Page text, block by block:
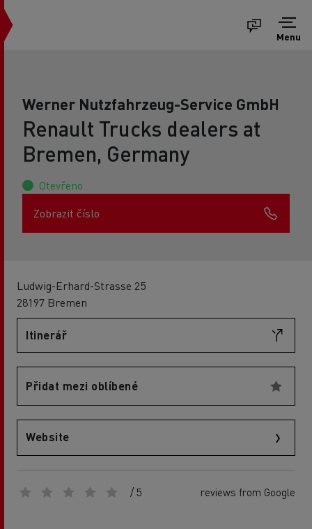
Menu
Werner Nutzfahrzeug-Service GmbH
Renault Trucks dealers at
Bremen, Germany
Otevřeno
Zobrazit číslo
Ludwig-Erhard-Strasse 25
28197 Bremen
Itinerář
Přidat mezi oblíbené
Website
/ 5 reviews from Google